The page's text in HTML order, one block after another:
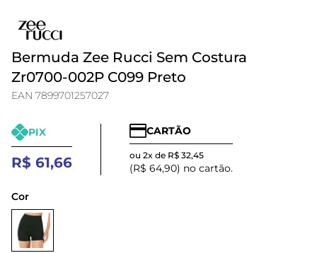
Bermuda Zee Rucci Sem Costura
Zr0700-002P C099 Preto
EAN 7899701257027
PIX
R$ 61,66
CARTÃO
ou 2x de R$ 32,45
(R$ 64,90) no cartão.
Cor